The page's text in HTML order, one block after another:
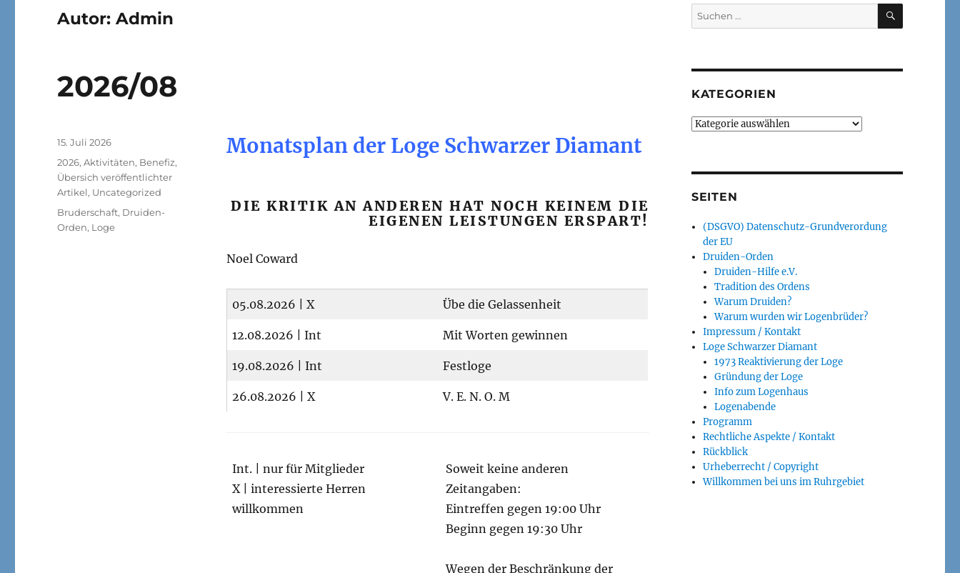
Autor:Admin
2026/08
Monatsplan der Loge Schwarzer Diamant
DIE KRITIK AN ANDEREN HAT NOCH KEINEM DIE
EIGENEN LEISTUNGEN ERSPART!
Noel Coward
05.08.2026 | X Übe die Gelassenheit
12.08.2026 | Int Mit Worten gewinnen
19.08.2026 | Int Festloge
26.08.2026 | X V. E. N. O. M
Int. | nur für Mitglieder
X | interessierte Herren
willkommen
Soweit keine anderen
Zeitangaben:
Eintreffen gegen 19:00 Uhr
Beginn gegen 19:30 Uhr
Wegen der Beschränkung der
Veröffentlicht
15. Juli 2026
Kategorien
2026,Aktivitäten, Benefiz,
Übersich veröffentlichter
Artikel, Uncategorized
Schlagwörter
Bruderschaft, Druiden-
Orden, Loge
Suchen
nach:
SUCHEN
KATEGORIEN
Kategorien
SEITEN
(DSGVO) Datenschutz-Grundverordung
der EU
Druiden-Orden
Druiden-Hilfe e.V.
Tradition des Ordens
Warum Druiden?
Warum wurden wir Logenbrüder?
Impressum / Kontakt
Loge Schwarzer Diamant
1973 Reaktivierung der Loge
Gründung der Loge
Info zum Logenhaus
Logenabende
Programm
Rechtliche Aspekte / Kontakt
Rückblick
Urheberrecht / Copyright
Willkommen bei uns im Ruhrgebiet